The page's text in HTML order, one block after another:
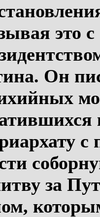
это с
Он
с
за